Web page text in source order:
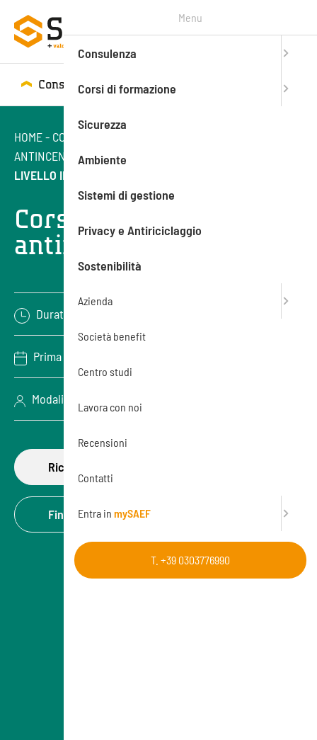
Consulenza Corsi di formazione
HOME- CORSI DI FORMAZIONE
ANTINCENDIO-CORSO AGGIORNAMENTO ANTINCENDIO
LIVELLO III
Corso aggiornamento
antincendio livello III
Durata: 8 ore
Prima data disponibile: 08/09/2026
Modalità: Aula (In presenza)
Richiedi di partecipare
Finanzia la formazione
Menu
Consulenza
Corsi di formazione
Sicurezza
Ambiente
Sistemi di gestione
Privacy e Antiriciclaggio
Sostenibilità
Azienda
Società benefit
Centro studi
Lavora con noi
Recensioni
Contatti
Entra in mySAEF
T. +39 0303776990